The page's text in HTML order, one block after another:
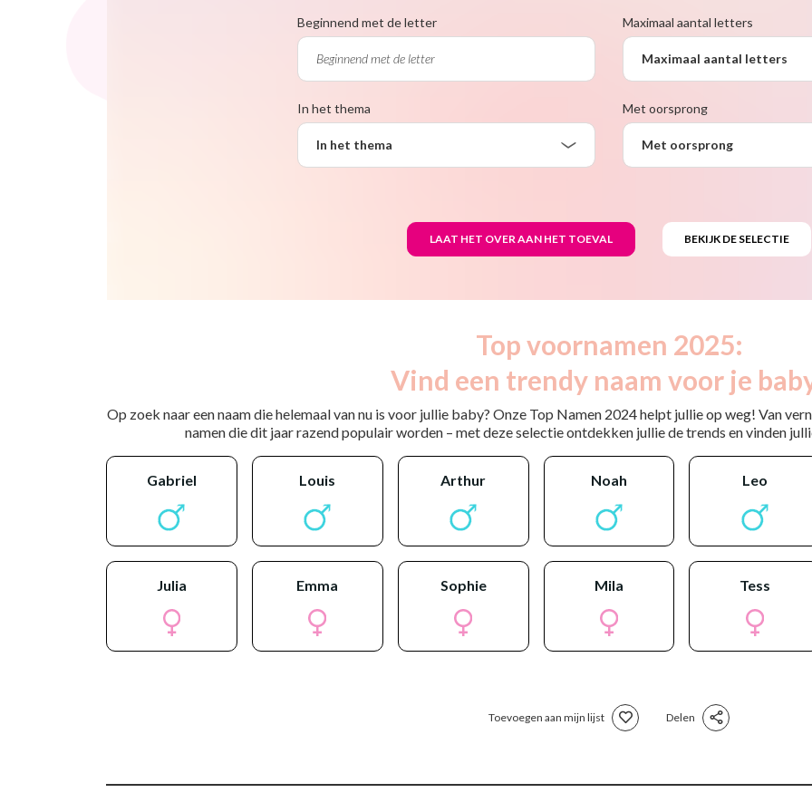
Beginnend met de letter Maximaal aantal letters
Maximaal aantal letters
In het thema
In het thema
Met oorsprong
Met oorsprong
Top voornamen 2025:
Vind een trendy naam voor je
Op zoek naar een naam die helemaal van nu is voor jullie baby? Onze Top Namen 2024 helpt jullie op weg! Van
namen die dit jaar razend populair worden – met deze selectie ontdekken jullie de trends en vinden
gabriel louis arthur noah leo
julia emma sophie mila tess
Toevoegen aan mijn lijst Delen